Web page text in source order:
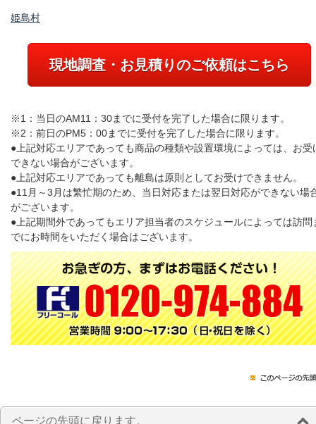
姫島村
現地調査・お見積りのご依頼はこちら
※1：当日のAM11：30までに受付を完了した場合に限ります。
※2：前日のPM5：00までに受付を完了した場合に限ります。
●上記対応エリアであっても商品の種類や設置環境によっては、お受
できない場合がございます。
●上記対応エリアであっても離島は原則としてお受けできません。
●11月～3月は繁忙期のため、当日対応または翌日対応ができない場
がございます。
●上記期間外であってもエリア担当者のスケジュールによっては訪問
でにお時間をいただく場合はございます。
ページの先頭に戻ります。